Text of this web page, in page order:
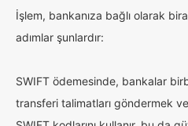
İşlem, bankanıza bağlı olarak
adımlar şunlardır:
SWIFT ödemesinde, bankalar
transferi talimatları göndermek